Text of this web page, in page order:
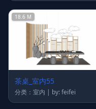
18.6 M
茶桌_室内55
分类：室内 | by: feifei